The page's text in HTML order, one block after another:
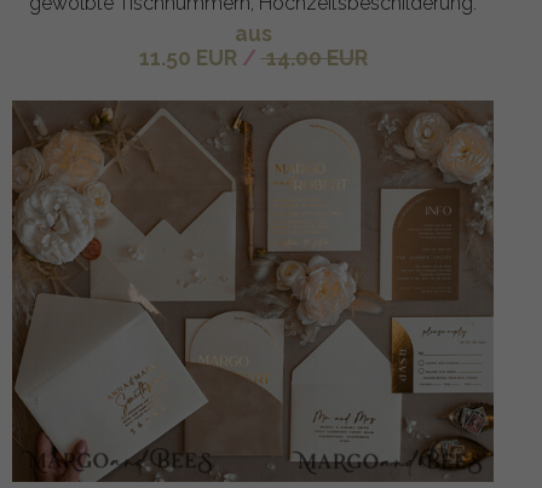
aus
11.50 EUR / 14.00 EUR